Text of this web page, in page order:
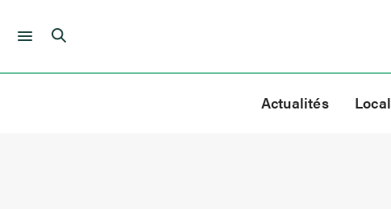
Skip
Actualités Local